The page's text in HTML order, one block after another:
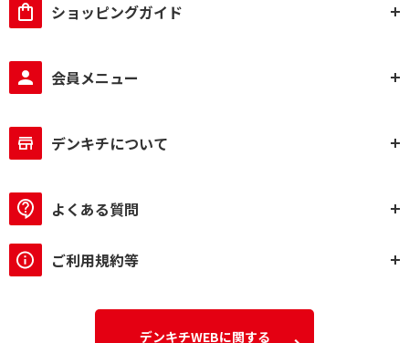
ショッピングガイド
会員メニュー
デンキチについて
よくある質問
ご利用規約等
デンキチWEBに関する